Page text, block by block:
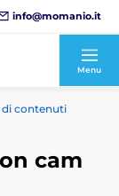
info@momanio.it
Menu
di contenuti
cam